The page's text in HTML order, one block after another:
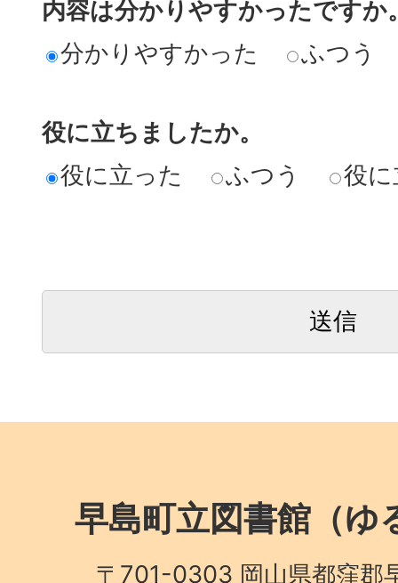
内容は分かりやすかったですか
分かりやすかった
ふつう
役に立ちましたか。
役に立った
ふつう 役
早島町立図書館（ゆ
〒701-0303 岡山県都窪郡